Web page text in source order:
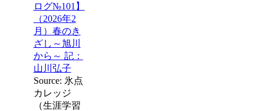
ログ№101】
（2026年2
月）春のき
ざし～旭川
から～ 記：
山川弘子
Source: 氷点
カレッジ
（生涯学習